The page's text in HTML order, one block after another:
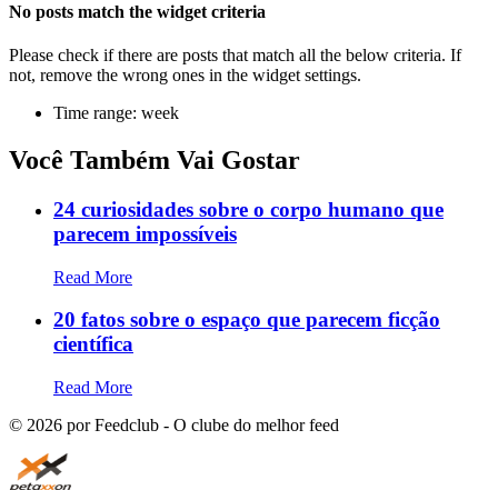
No posts match the widget criteria
Please check if there are posts that match all the below criteria. If
not, remove the wrong ones in the widget settings.
Time range: week
Você Também Vai Gostar
24 curiosidades sobre o corpo humano que
parecem impossíveis
Read More
20 fatos sobre o espaço que parecem ficção
científica
Read More
© 2026 por Feedclub - O clube do melhor feed